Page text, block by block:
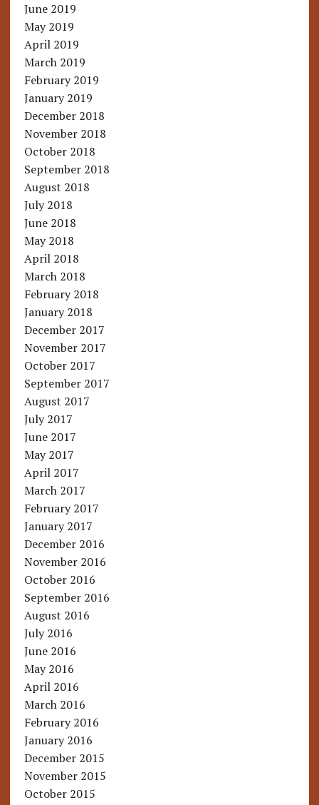
June 2019
May 2019
April 2019
March 2019
February 2019
January 2019
December 2018
November 2018
October 2018
September 2018
August 2018
July 2018
June 2018
May 2018
April 2018
March 2018
February 2018
January 2018
December 2017
November 2017
October 2017
September 2017
August 2017
July 2017
June 2017
May 2017
April 2017
March 2017
February 2017
January 2017
December 2016
November 2016
October 2016
September 2016
August 2016
July 2016
June 2016
May 2016
April 2016
March 2016
February 2016
January 2016
December 2015
November 2015
October 2015